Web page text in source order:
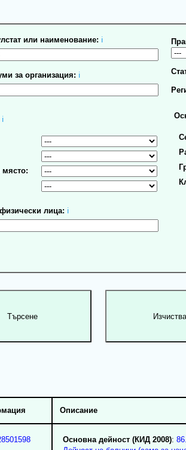
или наименование: ℹ
за организация: ℹ
ℹ
място:
лица: ℹ
Описание
Основна дейност (КИД 2008):